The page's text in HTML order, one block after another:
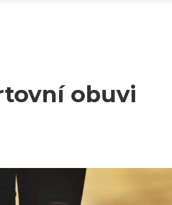
obuvi